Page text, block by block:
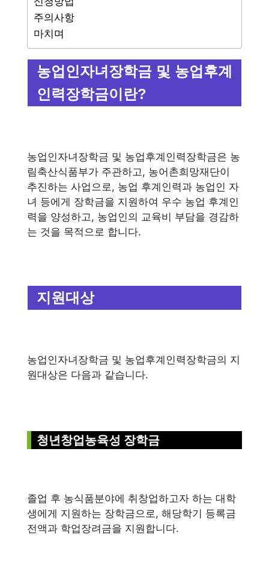
주의사항
마치며
농업인자녀장학금 및 농업후계
인력장학금이란?
농업인자녀장학금 및 농업후계인력장학금은 농
림축산식품부가 주관하고, 농어촌희망재단이
추진하는 사업으로, 농업 후계인력과 농업인 자
녀 등에게 장학금을 지원하여 우수 농업 후계인
력을 양성하고, 농업인의 교육비 부담을 경감하
는 것을 목적으로 합니다.
지원대상
농업인자녀장학금 및 농업후계인력장학금의 지
원대상은 다음과 같습니다.
청년창업농육성 장학금
졸업 후 농식품분야에 취창업하고자 하는 대학
생에게 지원하는 장학금으로, 해당학기 등록금
전액과 학업장려금을 지원합니다.